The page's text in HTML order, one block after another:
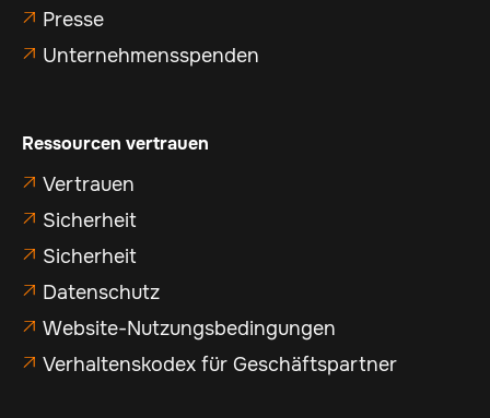
 Presse
 Unternehmensspenden
Ressourcen vertrauen
 Vertrauen
 Sicherheit
 Sicherheit
 Datenschutz
 Website-Nutzungsbedingungen
 Verhaltenskodex für Geschäftspartner